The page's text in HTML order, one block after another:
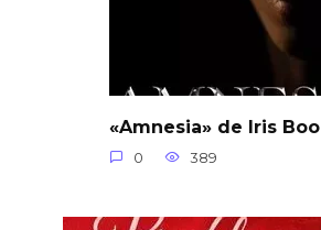
«Amnesia» de Iris Boo
0 389